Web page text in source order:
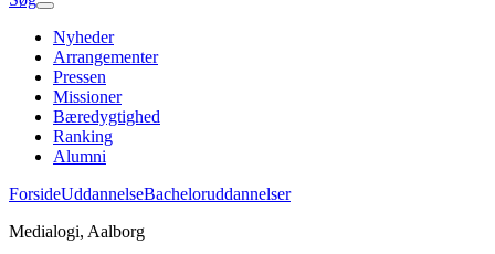
Nyheder
Arrangementer
Pressen
Missioner
Bæredygtighed
Ranking
Alumni
ForsideUddannelseBacheloruddannelser
Medialogi, Aalborg